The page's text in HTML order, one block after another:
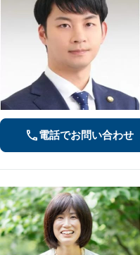
電話でお問い合わせ